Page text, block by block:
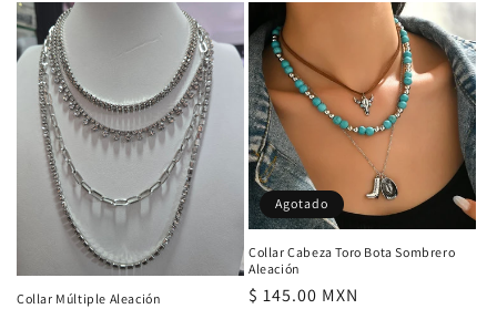
Collar Múltiple Aleación
Agotado
Collar Cabeza Toro Bota Sombrero
Aleación
Precio
$ 145.00 MXN